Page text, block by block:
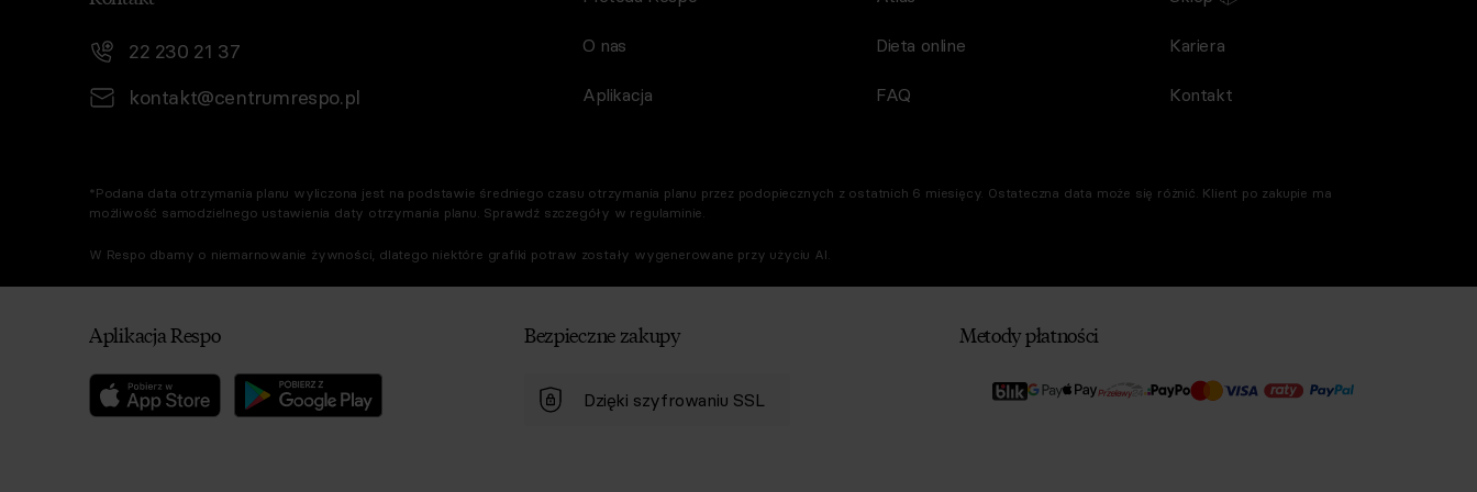
22 230 21 37
kontakt@centrumrespo.pl
O nas
Aplikacja
Dieta online
FAQ
Kariera
Kontakt
*Podana data otrzymania planu wyliczona jest na podstawie średniego czasu otrzymania planu przez podopiecznych z ostatnich 6 miesięcy. Ostateczna data może się różnić. Klient po zakupie ma
możliwość samodzielnego ustawienia daty otrzymania planu. Sprawdź szczegóły w regulaminie.
W Respo dbamy o niemarnowanie żywności, dlatego niektóre grafiki potraw zostały wygenerowane przy użyciu AI.
Aplikacja Respo Bezpieczne zakupy
Dzięki szyfrowaniu SSL
Metody płatności